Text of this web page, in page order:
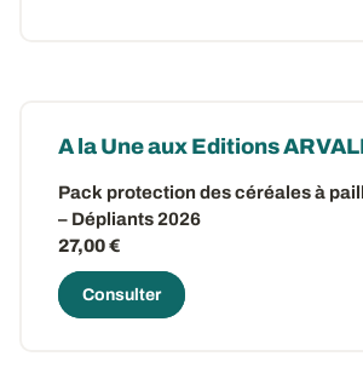
A la Une aux Editions
Pack protection des céréales à
– Dépliants 2026
27,00 €
Consulter